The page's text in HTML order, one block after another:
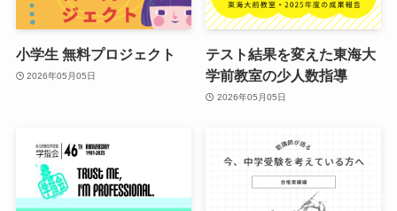
小学生 無料プロジェクト
2026年05月05日
テスト結果を変えた東海大
学前教室の少人数指導
2026年05月05日